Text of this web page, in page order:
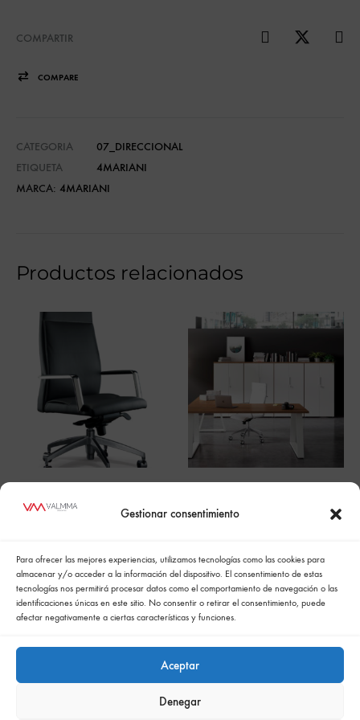
Gestionar consentimiento
Para ofrecer las mejores experiencias, utilizamos tecnologías como las cookies para
almacenar y/o acceder a la información del dispositivo. El consentimiento de estas
tecnologías nos permitirá procesar datos como el comportamiento de navegación o las
identificaciones únicas en este sitio. No consentir o retirar el consentimiento, puede
afectar negativamente a ciertas características y funciones.
Aceptar
Denegar
COMPARTIR
COMPARE
CATEGORIA
07_DIRECCIONAL
ETIQUETA
4MARIANI
MARCA: 4MARIANI
Productos relacionados
Politica de confidencialidad